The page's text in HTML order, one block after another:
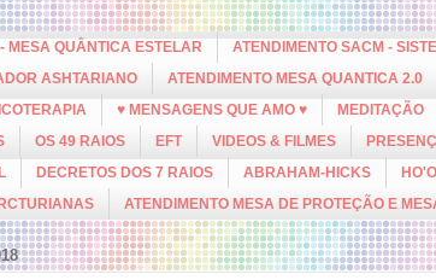
MESA QUÂNTICA ESTELAR
ATENDIMENTO SACM -
ASHTARIANO
ATENDIMENTO MESA QUANTICA 2.0
♥ MENSAGENS QUE AMO ♥ MEDITAÇÃO
OS 49 RAIOS EFT VIDEOS & FILMES
DECRETOS DOS 7 RAIOS ABRAHAM-HICKS
ATENDIMENTO MESA DE PROTEÇÃO E